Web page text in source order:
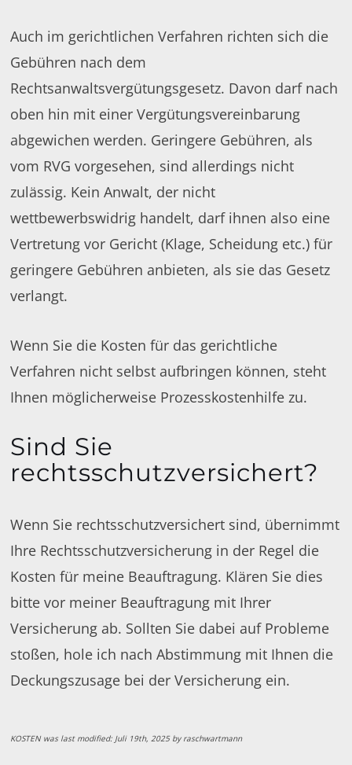
Auch im gerichtlichen Verfahren richten sich die
Gebühren nach dem
Rechtsanwaltsvergütungsgesetz. Davon darf nach
oben hin mit einer Vergütungsvereinbarung
abgewichen werden. Geringere Gebühren, als
vom RVG vorgesehen, sind allerdings nicht
zulässig. Kein Anwalt, der nicht
wettbewerbswidrig handelt, darf ihnen also eine
Vertretung vor Gericht (Klage, Scheidung etc.) für
geringere Gebühren anbieten, als sie das Gesetz
verlangt.
Wenn Sie die Kosten für das gerichtliche
Verfahren nicht selbst aufbringen können, steht
Ihnen möglicherweise Prozesskostenhilfe zu.
Sind Sie
rechtsschutzversichert?
Wenn Sie rechtsschutzversichert sind, übernimmt
Ihre Rechtsschutzversicherung in der Regel die
Kosten für meine Beauftragung. Klären Sie dies
bitte vor meiner Beauftragung mit Ihrer
Versicherung ab. Sollten Sie dabei auf Probleme
stoßen, hole ich nach Abstimmung mit Ihnen die
Deckungszusage bei der Versicherung ein.
KOSTENwas last modified: Juli 19th, 2025by raschwartmann